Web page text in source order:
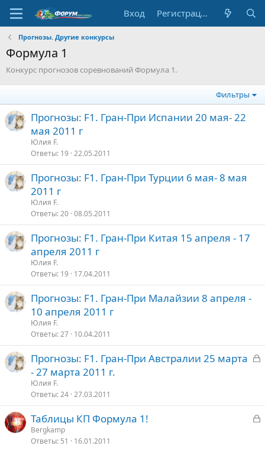
Вход Регистрация
Прогнозы. Другие конкурсы
Формула 1
Конкурс прогнозов соревнований Формула 1.
Фильтры
Прогнозы: F1. Гран-При Испании 20 мая- 22
мая 2011 г
Юлия F.
Ответы 19 22.05.2011
Прогнозы: F1. Гран-При Турции 6 мая- 8 мая
2011 г
Юлия F.
Ответы 20 08.05.2011
Прогнозы: F1. Гран-При Китая 15 апреля - 17
апреля 2011 г
Юлия F.
Ответы 19 17.04.2011
Прогнозы: F1. Гран-При Малайзии 8 апреля -
10 апреля 2011 г
Юлия F.
Ответы 27 10.04.2011
З
т
Прогнозы: F1. Гран-При Австралии 25 марта
- 27 марта 2011 г.
Юлия F.
Ответы 24 27.03.2011
З
Таблицы КП Формула 1!
Bergkamp
Ответы 51 16.01.2011